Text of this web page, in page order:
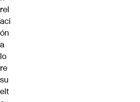
rel
aci
ón
a
lo
re
su
elt